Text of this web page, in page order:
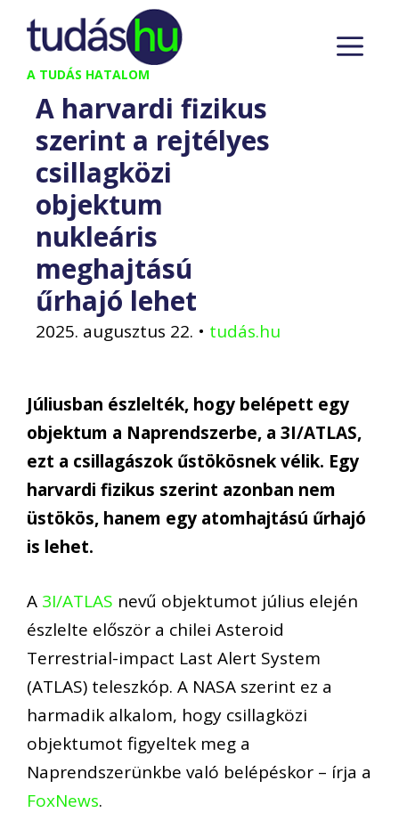
Kilépés
tartalomba
A TUDÁS HATALOM
A harvardi fizikus
szerint a rejtélyes
csillagközi
objektum
nukleáris
meghajtású
űrhajó lehet
2025. augusztus 22. • tudás.hu
Júliusban észlelték, hogy belépett egy
objektum a Naprendszerbe, a 3I/ATLAS,
ezt a csillagászok űstökösnek vélik. Egy
harvardi fizikus szerint azonban nem
üstökös, hanem egy atomhajtású űrhajó
is lehet.
A 3I/ATLAS nevű objektumot július elején
észlelte először a chilei Asteroid
Terrestrial-impact Last Alert System
(ATLAS) teleszkóp. A NASA szerint ez a
harmadik alkalom, hogy csillagközi
objektumot figyeltek meg a
Naprendszerünkbe való belépéskor – írja a
FoxNews.